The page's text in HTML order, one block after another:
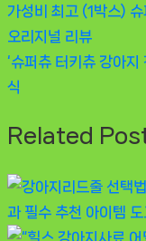
글
탐
색
Previous
Post:
가성비 최고 (1박스)
오리지널 리뷰
Next
Post:
‘슈퍼츄 터키츄 강아
식
Related
과 필수 추천 아이템